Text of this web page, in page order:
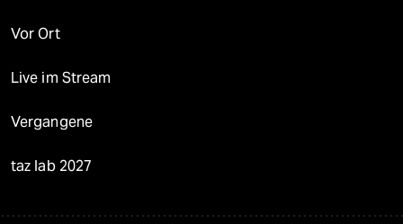
Vor Ort
Live im Stream
Vergangene
taz lab 2027